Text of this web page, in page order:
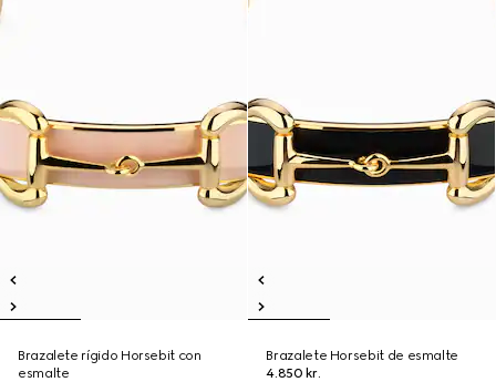
Brazalete rígido Horsebit con
esmalte
Brazalete Horsebit de esmalte
4.850 kr.